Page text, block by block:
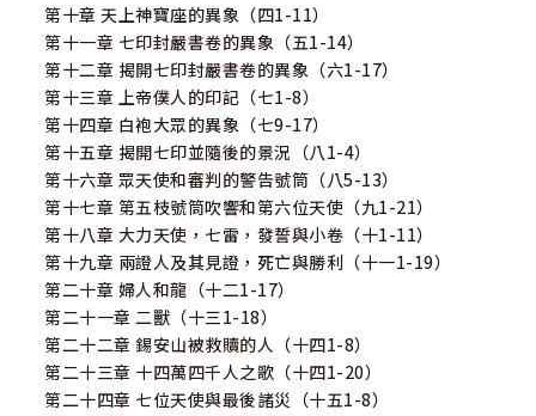
第十章 天上神寶座的異象（四1-11）
第十一章 七印封嚴書卷的異象（五1-14）
第十二章 揭開七印封嚴書卷的異象（六1-17）
第十三章 上帝僕人的印記（七1-8）
第十四章 白袍大眾的異象（七9-17）
第十五章 揭開七印並隨後的景況（八1-4）
第十六章 眾天使和審判的警告號筒（八5-13）
第十七章 第五枝號筒吹響和第六位天使（九1-21）
第十八章 大力天使，七雷，發誓與小卷（十1-11）
第十九章 兩證人及其見證，死亡與勝利（十一1-19）
第二十章 婦人和龍（十二1-17）
第二十一章 二獸（十三1-18）
第二十二章 錫安山被救贖的人（十四1-8）
第二十三章 十四萬四千人之歌（十四1-20）
第二十四章 七位天使與最後諸災（十五1-8）